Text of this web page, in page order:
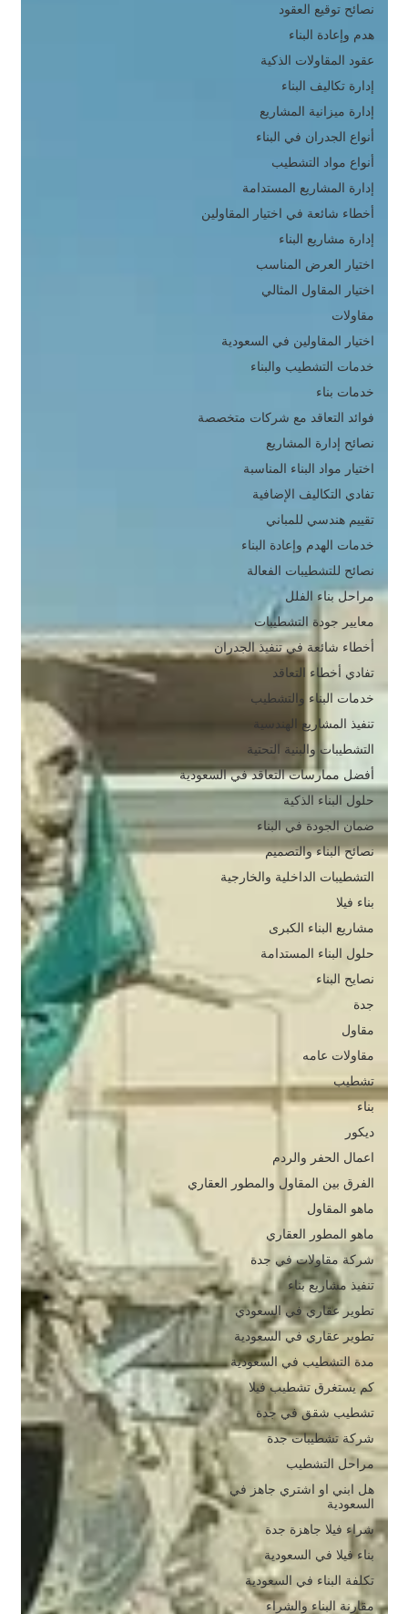
نصائح توقيع العقود
هدم وإعادة البناء
عقود المقاولات الذكية
إدارة تكاليف البناء
إدارة ميزانية المشاريع
أنواع الجدران في البناء
أنواع مواد التشطيب
إدارة المشاريع المستدامة
أخطاء شائعة في اختيار المقاولين
إدارة مشاريع البناء
اختيار العرض المناسب
اختيار المقاول المثالي
مقاولات
اختيار المقاولين في السعودية
خدمات التشطيب والبناء
خدمات بناء
فوائد التعاقد مع شركات متخصصة
نصائح إدارة المشاريع
اختيار مواد البناء المناسبة
تفادي التكاليف الإضافية
تقييم هندسي للمباني
خدمات الهدم وإعادة البناء
نصائح للتشطيبات الفعالة
مراحل بناء الفلل
معايير جودة التشطيبات
أخطاء شائعة في تنفيذ الجدران
تفادي أخطاء التعاقد
خدمات البناء والتشطيب
تنفيذ المشاريع الهندسية
التشطيبات والبنية التحتية
أفضل ممارسات التعاقد في السعودية
حلول البناء الذكية
ضمان الجودة في البناء
نصائح البناء والتصميم
التشطيبات الداخلية والخارجية
بناء فيلا
مشاريع البناء الكبرى
حلول البناء المستدامة
نصايح البناء
جدة
مقاول
مقاولات عامه
تشطيب
بناء
ديكور
اعمال الحفر والردم
الفرق بين المقاول والمطور العقاري
ماهو المقاول
ماهو المطور العقاري
شركة مقاولات في جدة
تنفيذ مشاريع بناء
تطوير عقاري في السعودي
تطوير عقاري في السعودية
مدة التشطيب في السعودية
كم يستغرق تشطيب فيلا
تشطيب شقق في جدة
شركة تشطيبات جدة
مراحل التشطيب
هل ابني او اشتري جاهز في
السعودية
شراء فيلا جاهزة جدة
بناء فيلا في السعودية
تكلفة البناء في السعودية
مقارنة البناء والشراء